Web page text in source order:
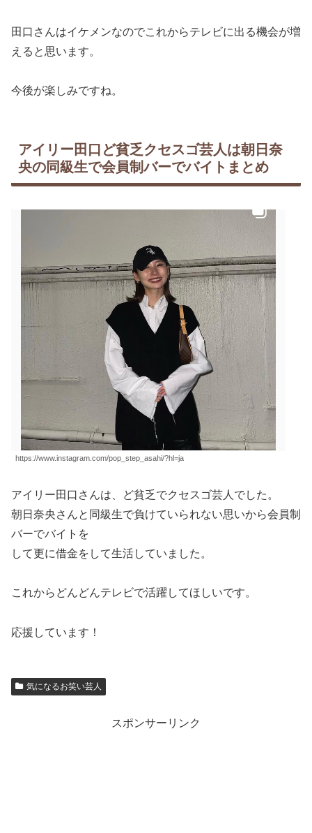
田口さんはイケメンなのでこれからテレビに出る機会が増
えると思います。
今後が楽しみですね。
アイリー田口ど貧乏クセスゴ芸人は朝日奈
央の同級生で会員制バーでバイトまとめ
https://www.instagram.com/pop_step_asahi/?hl=ja
アイリー田口さんは、ど貧乏でクセスゴ芸人でした。
朝日奈央さんと同級生で負けていられない思いから会員制
バーでバイトを
して更に借金をして生活していました。
これからどんどんテレビで活躍してほしいです。
応援しています！
気になるお笑い芸人
スポンサーリンク